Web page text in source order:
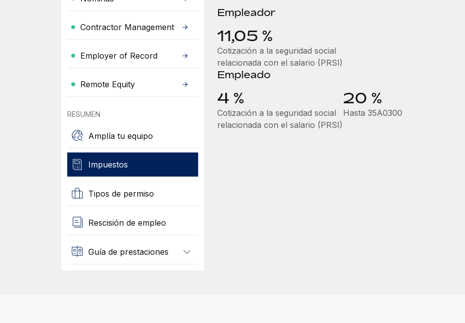
Contractor Management
Employer of Record
Remote Equity
RESUMEN
Amplía tu equipo
Impuestos
Tipos de permiso
Rescisión de empleo
Guía de prestaciones
Empleador
11,05 %
Cotización a la seguridad social
relacionada con el salario (PRSI)
Empleado
4 %
Cotización a la seguridad social
relacionada con el salario (PRSI)
20 %
Hasta 35A0300